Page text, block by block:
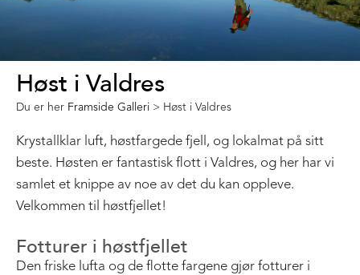
Høst i Valdres
Du er her Framside Galleri > Høst i Valdres
Krystallklar luft, høstfargede fjell, og lokalmat på sitt
beste. Høsten er fantastisk flott i Valdres, og her har vi
samlet et knippe av noe av det du kan oppleve.
Velkommen til høstfjellet!
Fotturer i høstfjellet
Den friske lufta og de flotte fargene gjør fotturer i